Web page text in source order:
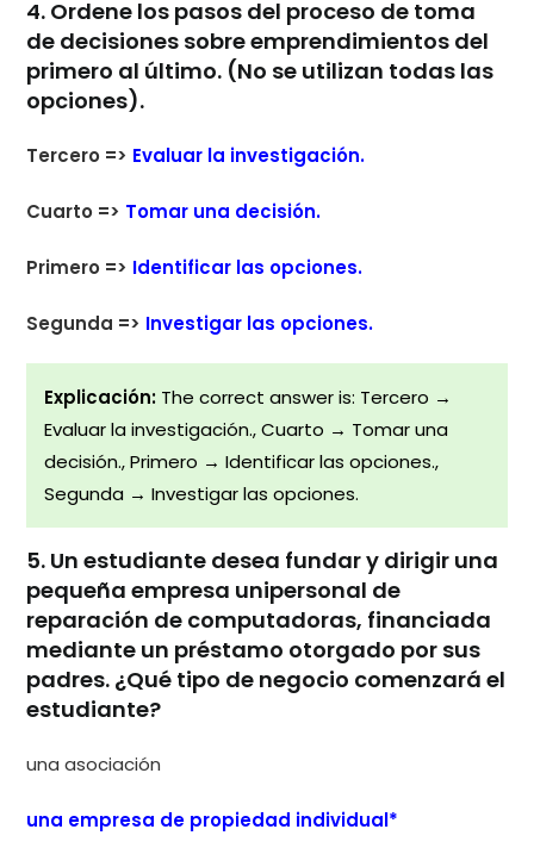
4. Ordene los pasos del proceso de toma
de decisiones sobre emprendimientos del
primero al último. (No se utilizan todas las
opciones).
Tercero => Evaluar la investigación.
Cuarto => Tomar una decisión.
Primero => Identificar las opciones.
Segunda => Investigar las opciones.
Explicación: The correct answer is: Tercero →
Evaluar la investigación., Cuarto → Tomar una
decisión., Primero → Identificar las opciones.,
Segunda → Investigar las opciones.
5. Un estudiante desea fundar y dirigir una
pequeña empresa unipersonal de
reparación de computadoras, financiada
mediante un préstamo otorgado por sus
padres. ¿Qué tipo de negocio comenzará el
estudiante?
una asociación
una empresa de propiedad individual*